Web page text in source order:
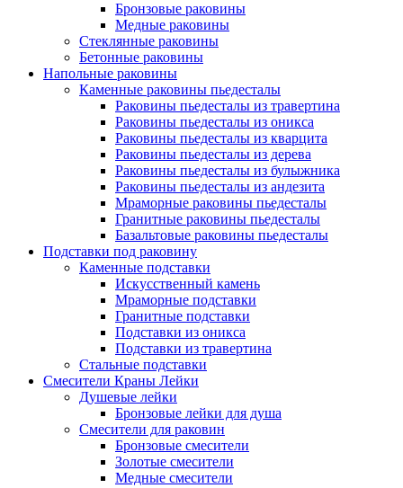
Бронзовые раковины
Медные раковины
Стеклянные раковины
Бетонные раковины
Напольные раковины
Каменные раковины пьедесталы
Раковины пьедесталы из травертина
Раковины пьедесталы из оникса
Раковины пьедесталы из кварцита
Раковины пьедесталы из дерева
Раковины пьедесталы из булыжника
Раковины пьедесталы из андезита
Мраморные раковины пьедесталы
Гранитные раковины пьедесталы
Базальтовые раковины пьедесталы
Подставки под раковину
Каменные подставки
Искусственный камень
Мраморные подставки
Гранитные подставки
Подставки из оникса
Подставки из травертина
Стальные подставки
Смесители Краны Лейки
Душевые лейки
Бронзовые лейки для душа
Смесители для раковин
Бронзовые смесители
Золотые смесители
Медные смесители